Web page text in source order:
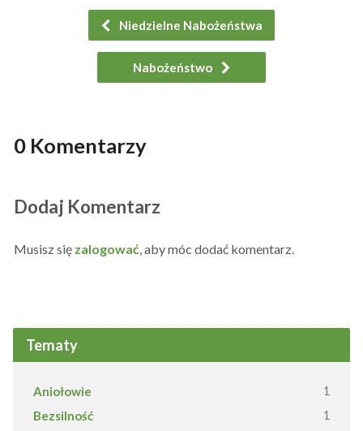
Niedzielne Nabożeństwa
Nabożeństwo
0 Komentarzy
Dodaj Komentarz
Musisz się zalogować , aby móc dodać komentarz.
Tematy
Aniołowie 1
Bezsilność 1